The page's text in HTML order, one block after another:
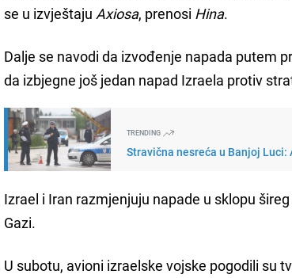
se u izvještaju Axiosa, prenosi Hina.
Dalje se navodi da izvođenje napada putem
da izbjegne još jedan napad Izraela protiv
TRENDING
Stravična nesreća u Banjoj
Izrael i Iran razmjenjuju napade u sklopu
Gazi.
U subotu, avioni izraelske vojske pogodili su